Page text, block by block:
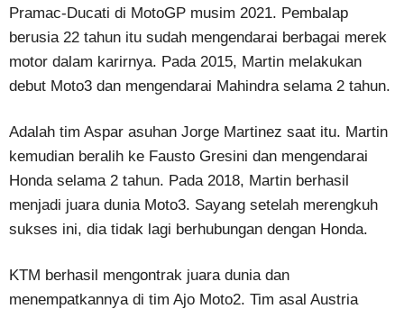
Pramac-Ducati di MotoGP musim 2021. Pembalap
berusia 22 tahun itu sudah mengendarai berbagai merek
motor dalam karirnya. Pada 2015, Martin melakukan
debut Moto3 dan mengendarai Mahindra selama 2 tahun.
Adalah tim Aspar asuhan Jorge Martinez saat itu. Martin
kemudian beralih ke Fausto Gresini dan mengendarai
Honda selama 2 tahun. Pada 2018, Martin berhasil
menjadi juara dunia Moto3. Sayang setelah merengkuh
sukses ini, dia tidak lagi berhubungan dengan Honda.
KTM berhasil mengontrak juara dunia dan
menempatkannya di tim Ajo Moto2. Tim asal Austria